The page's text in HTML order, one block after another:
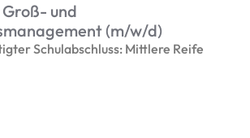
und
(m/w/d)
Schulabschluss: Mittlere Reife